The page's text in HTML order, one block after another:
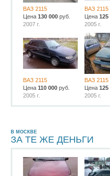
ВАЗ 2115
Цена130 000 руб.
2007 г.
ВАЗ 2115
Цена125
2005 г.
ВАЗ 2115
Цена110 000 руб.
2005 г.
ВАЗ 2115
Цена125
2005 г.
В МОСКВЕ
ЗА ТЕ ЖЕ ДЕНЬГИ